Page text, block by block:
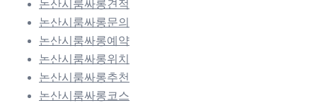
논산시룸싸롱견적
논산시룸싸롱문의
논산시룸싸롱예약
논산시룸싸롱위치
논산시룸싸롱추천
논산시룸싸롱코스